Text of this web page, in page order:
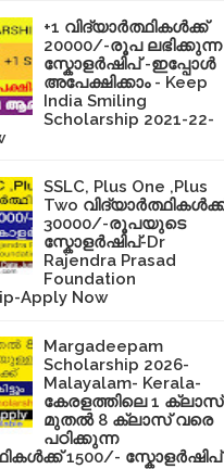
+1 വിദ്യാർത്ഥികൾക്ക്
20000/-രൂപ ലഭിക്കുന്ന
സ്കോളർഷിപ് -ഇപ്പോൾ
അപേക്ഷിക്കാം - Keep
India Smiling
Scholarship 2021-22-
SSLC, Plus One ,Plus
Two
30000/-രൂപയുടെ
സ്കോളർഷിപ്-Dr
Rajendra Prasad
Foundation
Apply Now
Margadeepam
Scholarship 2026-
Malayalam- Kerala-
കേരളത്തിലെ 1 ക്ലാസ്
മുതൽ 8 ക്ലാസ് വരെ
പഠിക്കുന്ന
1500/- സ്കോളർഷിപ്